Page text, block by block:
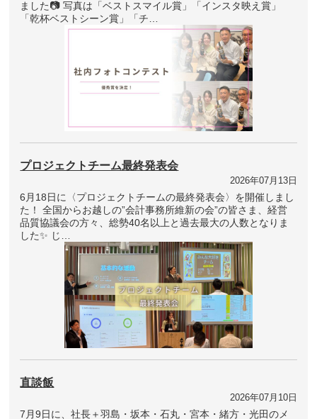
ました📷 写真は「ベストスマイル賞」「インスタ映え賞」
「乾杯ベストシーン賞」「チ…
プロジェクトチーム最終発表会
2026年07月13日
6月18日に〈プロジェクトチームの最終発表会〉を開催しまし
た！ 全国からお越しの”会計事務所維新の会”の皆さま、経営
品質協議会の方々、総勢40名以上と過去最大の人数となりま
した✨ じ…
直談飯
2026年07月10日
7月9日に、社長＋羽島・坂本・石丸・宮本・緒方・光田のメ